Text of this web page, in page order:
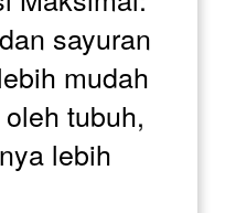
sayuran
mudah
tubuh,
lebih